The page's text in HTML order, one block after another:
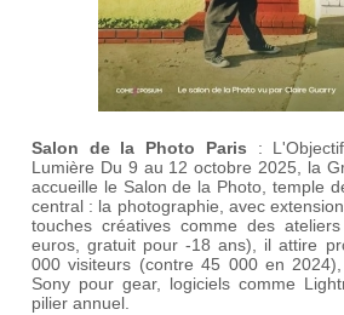
Salon de la Photo Paris :
Lumière Du 9 au 12 octobre 2025, la
accueille le Salon de la Photo, temple
central : la photographie, avec
touches créatives comme des
euros, gratuit pour -18 ans), il attire
000 visiteurs (contre 45 000 en
Sony pour gear, logiciels comme
pilier annuel.